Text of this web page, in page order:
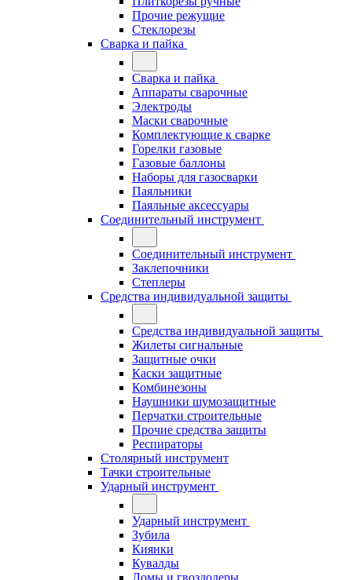
Прочие режущие
Стеклорезы
Сварка и пайка
Сварка и пайка
Аппараты сварочные
Электроды
Маски сварочные
Комплектующие к сварке
Горелки газовые
Газовые баллоны
Наборы для газосварки
Паяльники
Паяльные аксессуары
Соединительный инструмент
Соединительный инструмент
Заклепочники
Степлеры
Средства индивидуальной защиты
Средства индивидуальной защиты
Жилеты сигнальные
Защитные очки
Каски защитные
Комбинезоны
Наушники шумозащитные
Перчатки строительные
Прочие средства защиты
Респираторы
Столярный инструмент
Тачки строительные
Ударный инструмент
Ударный инструмент
Зубила
Киянки
Кувалды
Ломы и гвоздодеры